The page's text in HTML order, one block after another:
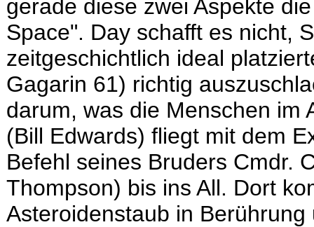
gerade diese zwei Aspekte
Space". Day schafft es nicht,
zeitgeschichtlich ideal
Gagarin 61) richtig
darum, was die Menschen im
(Bill Edwards) fliegt mit dem
Befehl seines Bruders Cmdr.
Thompson) bis ins All. Dort
Asteroidenstaub in Berührung